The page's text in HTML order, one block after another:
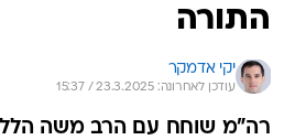
התורה
יקי אדמקר
עודכן לאחרונה: 23.3.2025 / 15:37
רה"מ שוחח עם הרב משה הלל